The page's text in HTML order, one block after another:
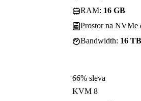
RAM: 16 GB
Prostor na NVMe
Bandwidth: 16 TB
66% sleva
KVM 8